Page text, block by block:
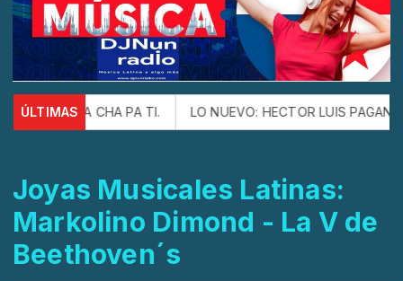
ÚLTIMAS
CHA CHA PA TI. LO NUEVO: HECTOR LUIS PAGAN Y
Joyas Musicales Latinas:
Markolino Dimond - La V de
Beethoven´s